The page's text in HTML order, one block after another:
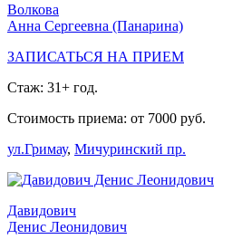
Волкова
Анна Сергеевна (Панарина)
ЗАПИСАТЬСЯ НА ПРИЕМ
Стаж: 31+ год.
Стоимость приема: от 7000 руб.
ул.Гримау, Мичуринский пр.
Давидович
Денис Леонидович